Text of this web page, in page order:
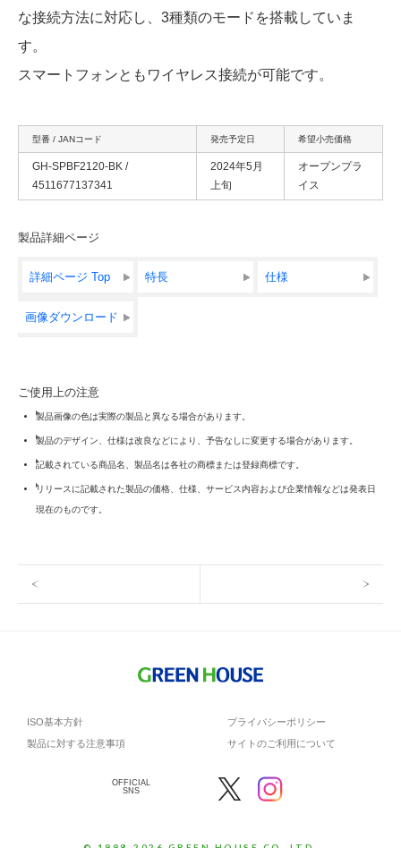
な接続方法に対応し、3種類のモードを搭載していま
す。
スマートフォンともワイヤレス接続が可能です。
型番 / JANコード 発売予定日 希望小売価格
GH-SPBF2120-BK /
4511677137341
2024年5月
上旬
オープンプラ
イス
製品詳細ページ
詳細ページ Top 特長 仕様
画像ダウンロード
ご使用上の注意
製品画像の色は実際の製品と異なる場合があります。
製品のデザイン、仕様は改良などにより、予告なしに変更する場合があります。
記載されている商品名、製品名は各社の商標または登録商標です。
リリースに記載された製品の価格、仕様、サービス内容および企業情報などは発表日
現在のものです。
ISO基本方針
プライバシーポリシー
製品に対する注意事項
サイトのご利用について
OFFICIAL
SNS